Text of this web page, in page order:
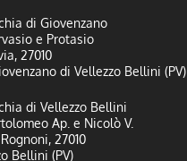
di Giovenzano
e Protasio
27010
di Vellezzo Bellini (PV)
di Vellezzo Bellini
Ap. e Nicolò V.
27010
Bellini (PV)